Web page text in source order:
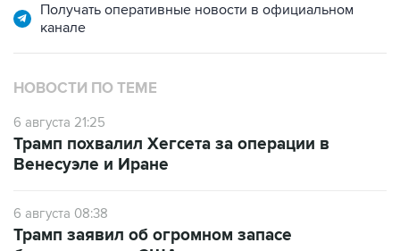
Получать оперативные новости в официальном
канале
НОВОСТИ ПО ТЕМЕ
6 августа 21:25
Трамп похвалил Хегсета за операции в
Венесуэле и Иране
6 августа 08:38
Трамп заявил об огромном запасе